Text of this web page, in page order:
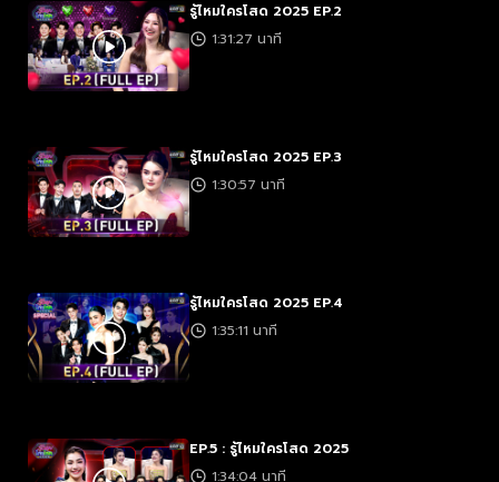
รู้ไหมใครโสด 2025 EP.2
1:31:27 นาที
รู้ไหมใครโสด 2025 EP.3
1:30:57 นาที
รู้ไหมใครโสด 2025 EP.4
1:35:11 นาที
EP.5 : รู้ไหมใครโสด 2025
1:34:04 นาที